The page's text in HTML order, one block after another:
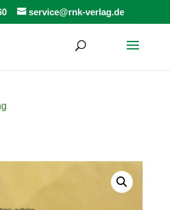
service@rnk-verlag.de